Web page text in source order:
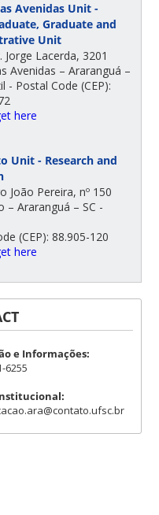
Avenidas Unit -
Graduate and
Unit
Jorge Lacerda, 3201
Avenidas – Araranguá –
- Postal Code (CEP):
here
Unit - Research and
João Pereira, nº 150
– Araranguá – SC -
(CEP): 88.905-120
here
e Informações:
6255